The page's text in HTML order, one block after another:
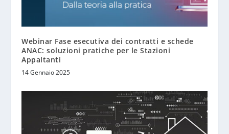
Webinar Fase esecutiva dei contratti e schede
ANAC: soluzioni pratiche per le Stazioni
Appaltanti
14 Gennaio 2025